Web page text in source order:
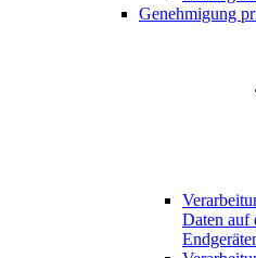
Genehmigung
Daten auf